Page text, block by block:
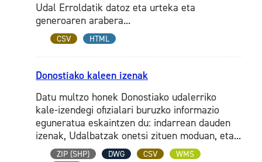
Udal Erroldatik datoz eta urteka eta
generoaren arabera...
CSV HTML
Donostiako kaleen izenak
Datu multzo honek Donostiako udalerriko
kale-izendegi ofizialari buruzko informazio
eguneratua eskaintzen du: indarrean dauden
izenak, Udalbatzak onetsi zituen moduan, eta...
ZIP (SHP) DWG CSV
WMS